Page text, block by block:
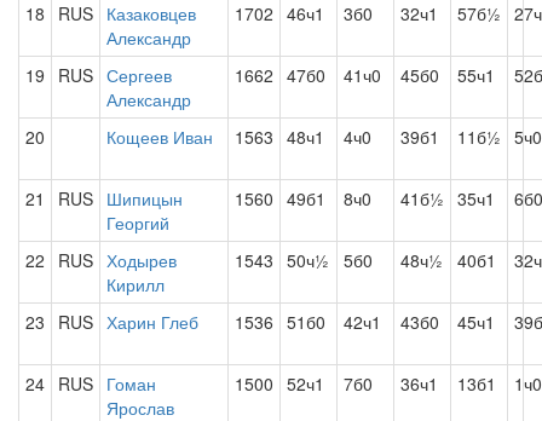
18 RUS Казаковцев
Александр
1702 46ч1 3б0 32ч1 57б½
19 RUS Сергеев
Александр
1662 47б0 41ч0 45б0 55ч1
20 Кощеев Иван 1563 48ч1 4ч0 39б1 11б½ 5ч0
21 RUS Шипицын
Георгий
1560 49б1 8ч0 41б½ 35ч1 6б0
22 RUS Ходырев
Кирилл
1543 50ч½ 5б0 48ч½ 40б1
23 RUS Харин Глеб 1536 51б0 42ч1 43б0 45ч1
24 RUS Гоман
Ярослав
1500 52ч1 7б0 36ч1 13б1 1ч0